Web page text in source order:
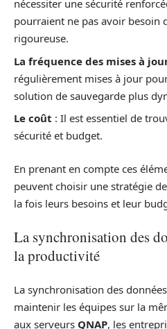
nécessiter une sécurité
pourraient ne pas avoir besoin
rigoureuse.
La fréquence des mises à
régulièrement mises à jour
solution de sauvegarde plus
Le coût : Il est essentiel de
sécurité et budget.
En prenant en compte ces
peuvent choisir une stratégie
la fois leurs besoins et leur
La synchronisation des
la productivité
La synchronisation des
maintenir les équipes sur la
aux serveurs QNAP, les